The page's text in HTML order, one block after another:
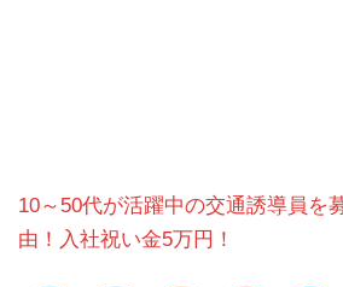
10～50代が活躍中の交通誘導員を
由！入社祝い金5万円！